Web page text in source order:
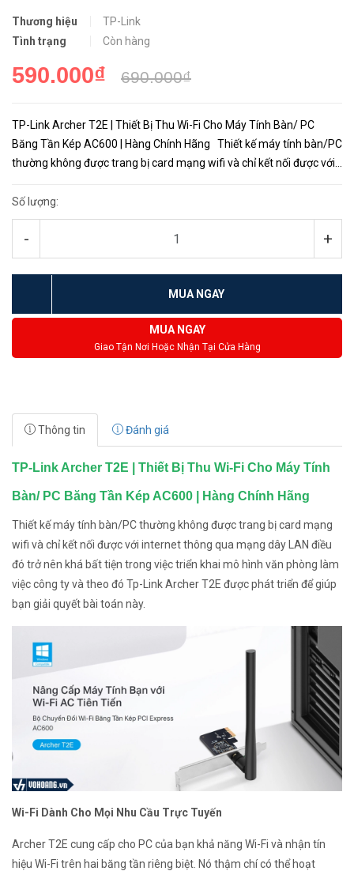
Thương hiệu
TP-Link
Tình trạng
Còn hàng
590.000₫ 690.000₫
TP-Link Archer T2E | Thiết Bị Thu Wi-Fi Cho Máy Tính Bàn/ PC
Băng Tần Kép AC600 | Hàng Chính Hãng Thiết kế máy tính bàn/PC
thường không được trang bị card mạng wifi và chỉ kết nối được với
Số lượng:
- +
MUA NGAY
MUA NGAY
Giao Tận Nơi Hoặc Nhận Tại Cửa Hàng
Thông tin Đánh giá
TP-Link Archer T2E | Thiết Bị Thu Wi-Fi Cho Máy Tính
Bàn/ PC Băng Tần Kép AC600 | Hàng Chính Hãng
Thiết kế máy tính bàn/PC thường không được trang bị card mạng
wifi và chỉ kết nối được với internet thông qua mạng dây LAN điều
đó trở nên khá bất tiện trong việc triển khai mô hình văn phòng làm
việc công ty và theo đó Tp-Link Archer T2E được phát triển để giúp
bạn giải quyết bài toán này.
Wi-Fi Dành Cho Mọi Nhu Cầu Trực Tuyến
Archer T2E cung cấp cho PC của bạn khả năng Wi-Fi và nhận tín
hiệu Wi-Fi trên hai băng tần riêng biệt. Nó thậm chí có thể hoạt